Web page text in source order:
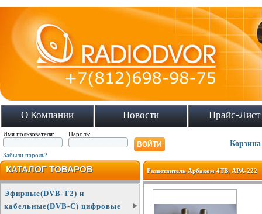
О Компании Новости Прайс-Лист
Имя пользователя: Пароль:
Забыли пароль?
Корзина
КАТАЛОГ ТОВАРОВ
Эфирные(DVB-T2) и
кабельные(DVB-C) цифровые
Разветвитель Арбаком 4ТВ, АРА-222